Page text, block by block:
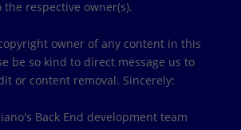
the respective owner(s).
owner of any content in this
be so kind to direct message us to
or content removal. Sincerely:
Back End development team